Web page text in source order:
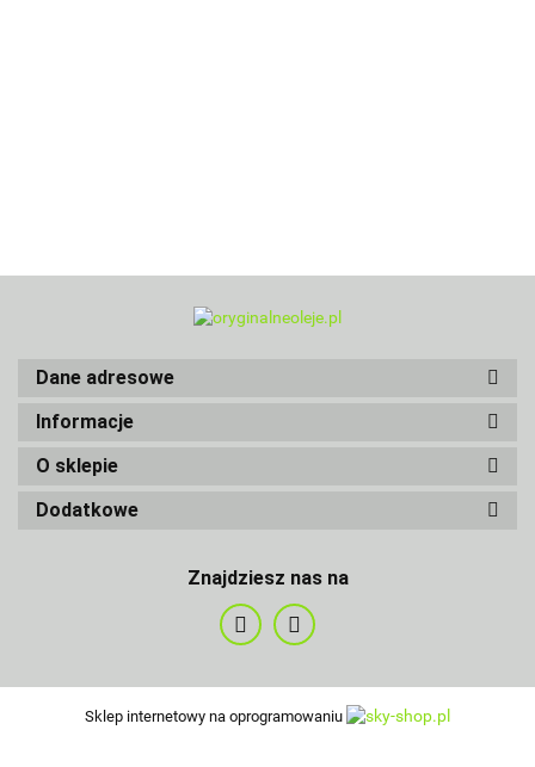
Dane adresowe
Informacje
O sklepie
Dodatkowe
Znajdziesz nas na
Sklep internetowy na oprogramowaniu